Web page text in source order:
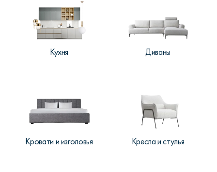
Кухня Диваны
Кровати и изголовья Кресла и стулья